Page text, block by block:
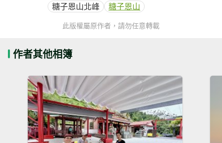
糖子恩山北峰
糖子恩山
此版權屬原作者，請勿任意轉載
作者其他相簿